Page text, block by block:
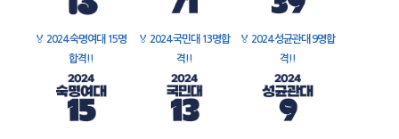
🏅 2024 숙명여대 15명
합격!!
🏅 2024 국민대 13명합
격!!
🏅 2024 성균관대 9명합
격!!